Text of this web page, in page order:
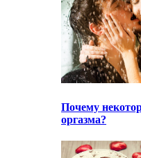
Почему
оргазма?